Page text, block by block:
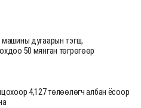
машины дугаарын тэгш,
50 мянган төгрөгөөр
4,127 төлөөлөгч албан ёсоор